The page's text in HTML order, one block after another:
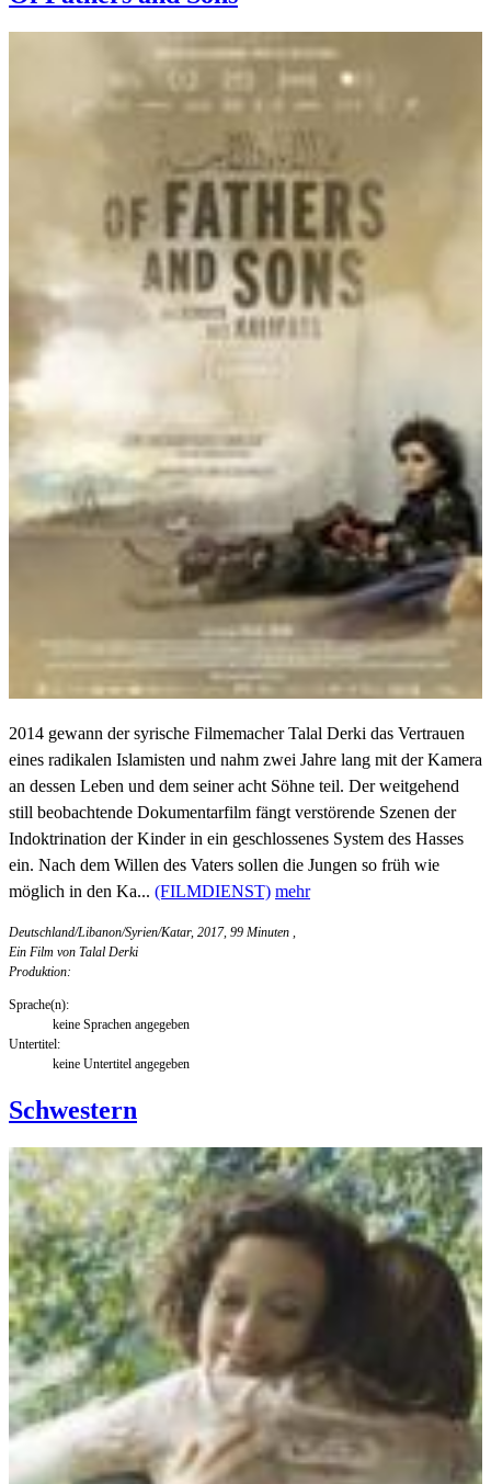
2014 gewann der syrische Filmemacher Talal Derki das Vertrauen
eines radikalen Islamisten und nahm zwei Jahre lang mit der Kamera
an dessen Leben und dem seiner acht Söhne teil. Der weitgehend
still beobachtende Dokumentarfilm fängt verstörende Szenen der
Indoktrination der Kinder in ein geschlossenes System des Hasses
ein. Nach dem Willen des Vaters sollen die Jungen so früh wie
möglich in den Ka... (FILMDIENST) mehr
Deutschland/Libanon/Syrien/Katar, 2017, 99 Minuten ,
Ein Film von Talal Derki
Produktion:
Sprache(n):
keine Sprachen angegeben
Untertitel:
keine Untertitel angegeben
Schwestern